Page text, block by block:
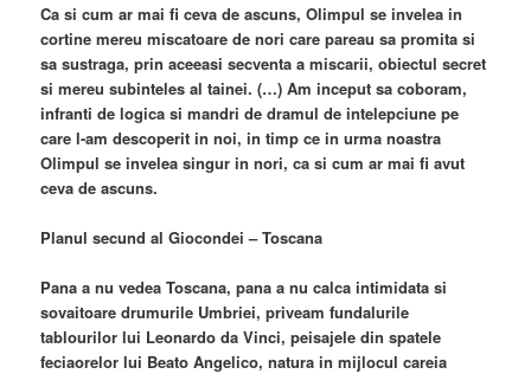
Ca si cum ar mai fi ceva de ascuns, Olimpul se invelea in
cortine mereu miscatoare de nori care pareau sa promita si
sa sustraga, prin aceeasi secventa a miscarii, obiectul secret
si mereu subinteles al tainei. (…) Am inceput sa coboram,
infranti de logica si mandri de dramul de intelepciune pe
care l-am descoperit in noi, in timp ce in urma noastra
Olimpul se invelea singur in nori, ca si cum ar mai fi avut
ceva de ascuns.
Planul secund al Giocondei – Toscana
Pana a nu vedea Toscana, pana a nu calca intimidata si
sovaitoare drumurile Umbriei, priveam fundalurile
tablourilor lui Leonardo da Vinci, peisajele din spatele
feciaorelor lui Beato Angelico, natura in mijlocul careia